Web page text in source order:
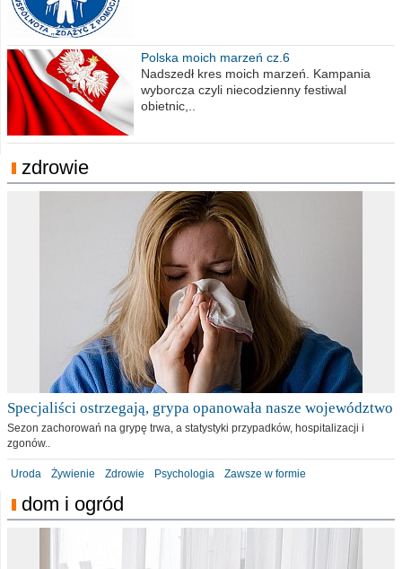
Polska moich marzeń cz.6
Nadszedł kres moich marzeń. Kampania
wyborcza czyli niecodzienny festiwal
obietnic,..
zdrowie
Specjaliści ostrzegają, grypa opanowała nasze województwo
Sezon zachorowań na grypę trwa, a statystyki przypadków, hospitalizacji i
zgonów..
Uroda Żywienie Zdrowie Psychologia Zawsze w formie
dom i ogród